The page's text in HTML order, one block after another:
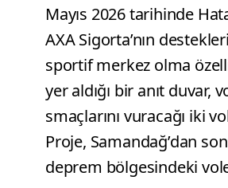
Mayıs 2026 tarihinde
AXA Sigorta’nın
sportif merkez olma
yer aldığı bir anıt
smaçlarını vuracağı iki
Proje, Samandağ’dan
deprem bölgesindeki